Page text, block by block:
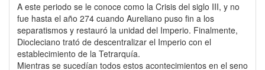
A este periodo se le conoce como la Crisis del siglo III, y no
fue hasta el año 274 cuando Aureliano puso fin a los
separatismos y restauró la unidad del Imperio. Finalmente,
Diocleciano trató de descentralizar el Imperio con el
establecimiento de la Tetrarquía.
Mientras se sucedían todos estos acontecimientos en el seno